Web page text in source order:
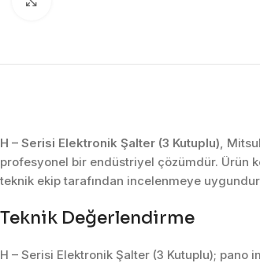
H – Serisi Elektronik Şalter (3 Kutuplu),
profesyonel bir endüstriyel çözümdür. Ürün
teknik ekip tarafından incelenmeye
Teknik Değerlendirme
H – Serisi Elektronik Şalter (3 Kutuplu); pano